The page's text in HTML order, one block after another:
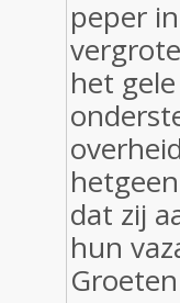
peper
het
dat zij
hun